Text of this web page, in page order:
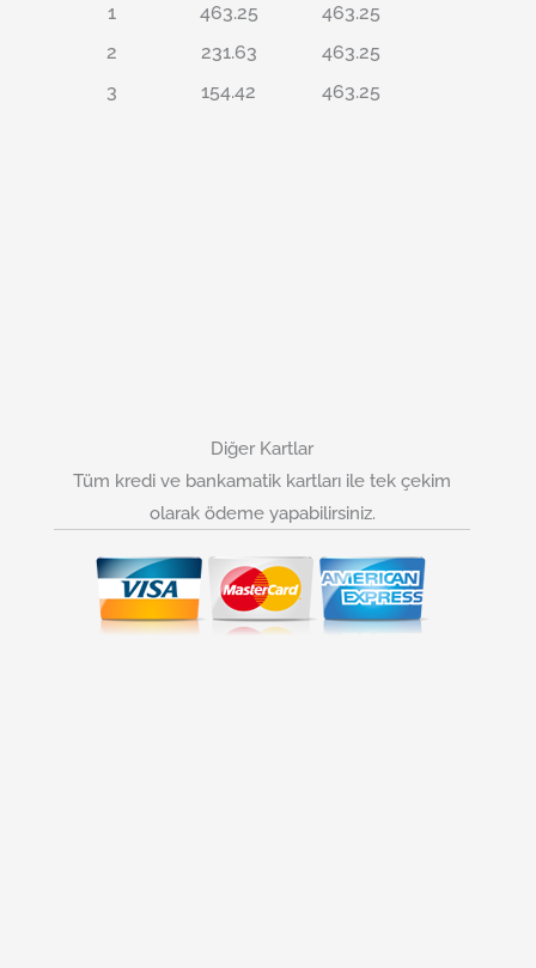
1
463.25
463.25
2
231.63
463.25
3
154.42 463.25
Diğer Kartlar
Tüm kredi ve bankamatik kartları ile tek çekim
olarak ödeme yapabilirsiniz.